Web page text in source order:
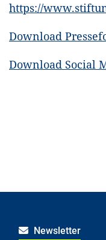
https://
Download
Download Social
Newsletter